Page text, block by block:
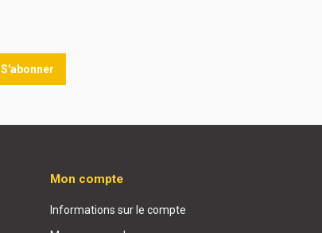
S'abonner
Mon compte
Informations sur le compte